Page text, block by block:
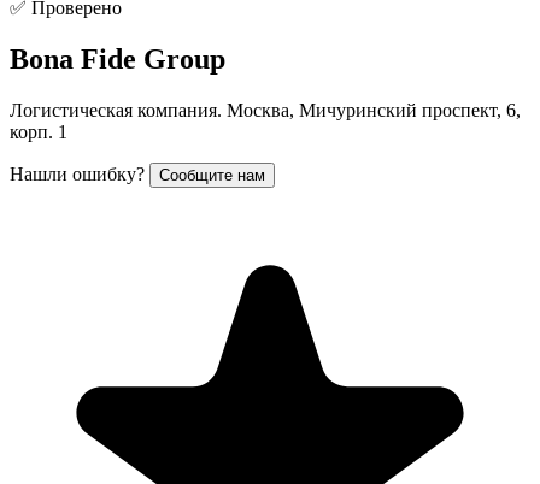
✅ Проверено
Bona Fide Group
Логистическая компания. Москва, Мичуринский проспект, 6,
корп. 1
Нашли ошибку? Сообщите нам